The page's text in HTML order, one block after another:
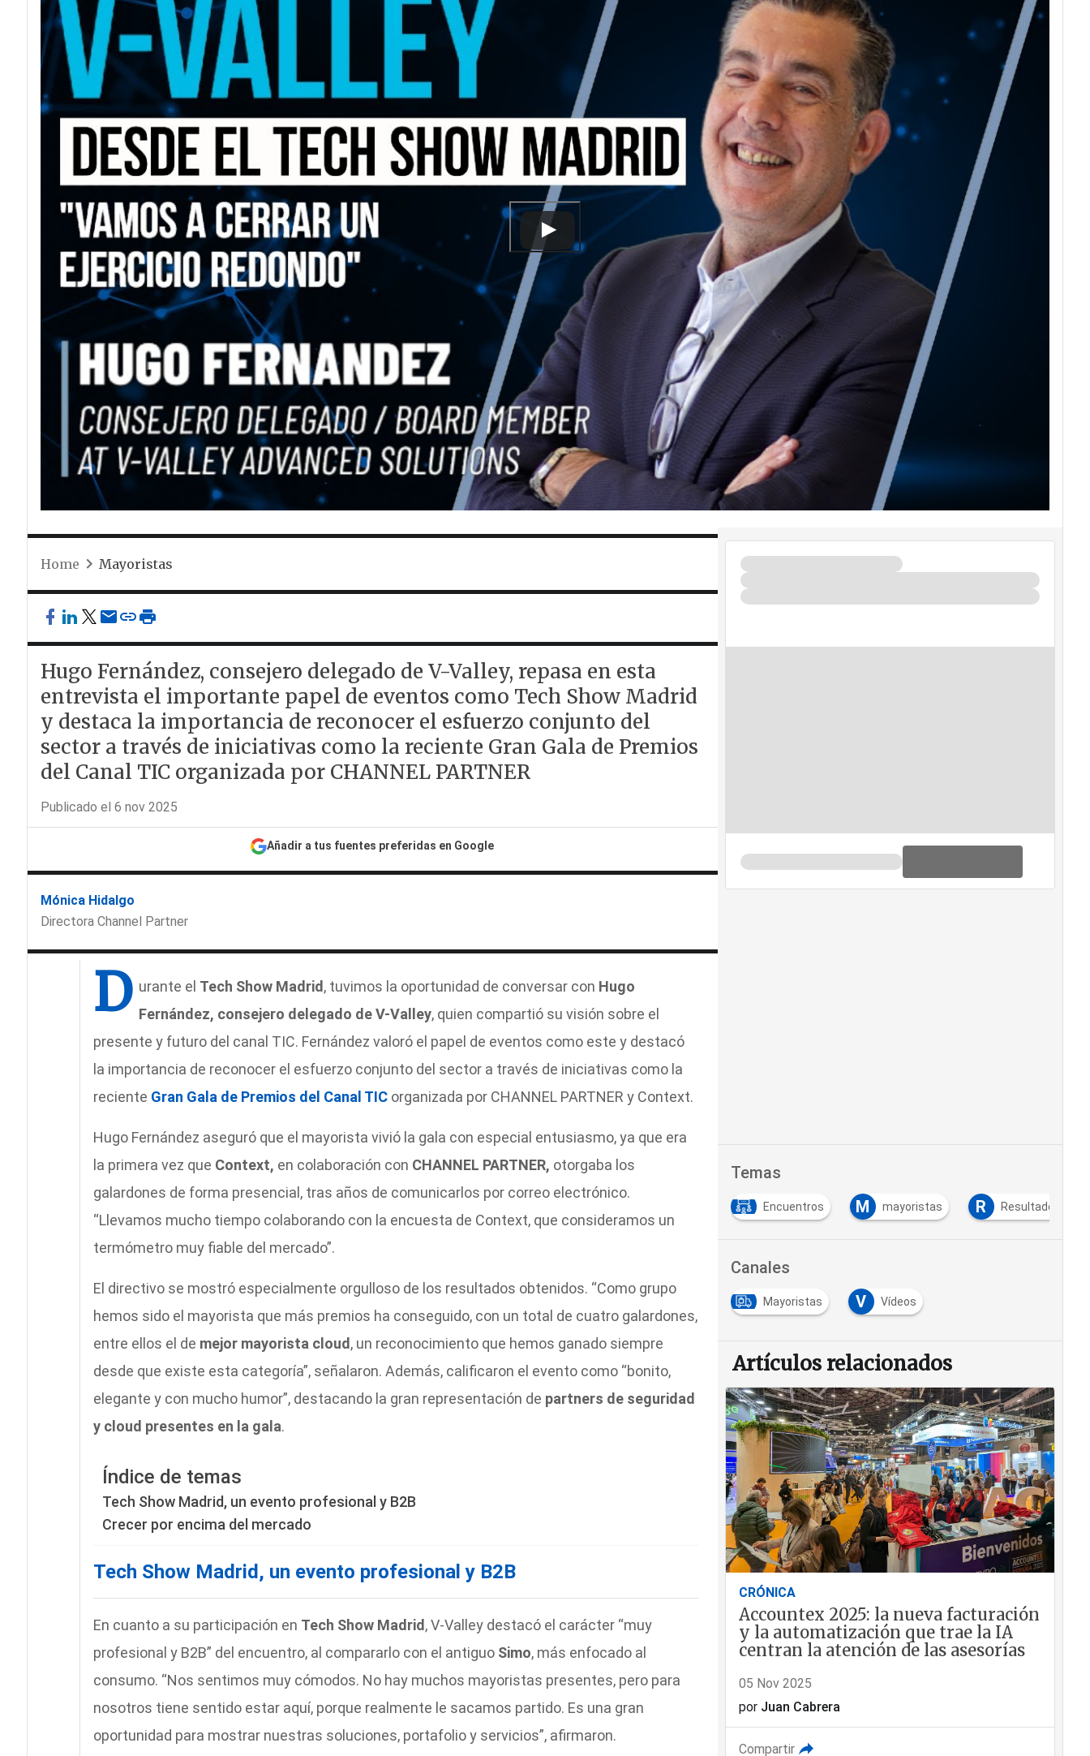
Home Mayoristas
Hugo Fernández, consejero delegado de V-Valley, repasa en esta
entrevista el importante papel de eventos como Tech Show Madrid
y destaca la importancia de reconocer el esfuerzo conjunto del
sector a través de iniciativas como la reciente Gran Gala de Premios
del Canal TIC organizada por CHANNEL PARTNER
Publicado el 6 nov 2025
Añadir a tus fuentes preferidas en Google
Mónica Hidalgo
Directora Channel Partner
D urante el Tech Show Madrid , tuvimos la oportunidad de conversar con Hugo
Fernández, consejero delegado de V-Valley, quien compartió su visión sobre el
presente y futuro del canal TIC. Fernández valoró el papel de eventos como este y destacó
la importancia de reconocer el esfuerzo conjunto del sector a través de iniciativas como la
reciente Gran Gala de Premios del Canal TICorganizada por CHANNEL PARTNER y Context.
Hugo Fernández aseguró que el mayorista vivió la gala con especial entusiasmo, ya que era
la primera vez que Context, en colaboración con CHANNEL PARTNER, otorgaba los
galardones de forma presencial, tras años de comunicarlos por correo electrónico.
“Llevamos mucho tiempo colaborando con la encuesta de Context, que consideramos un
termómetro muy fiable del mercado”.
El directivo se mostró especialmente orgulloso de los resultados obtenidos. “Como grupo
hemos sido el mayorista que más premios ha conseguido, con un total de cuatro galardones,
entre ellos el de mejor mayorista cloud , un reconocimiento que hemos ganado siempre
desde que existe esta categoría”, señalaron. Además, calificaron el evento como “bonito,
elegante y con mucho humor”, destacando la gran representación de partners de seguridad
y cloud presentes en la gala.
Índice de temas
Tech Show Madrid, un evento profesional y B2B
Crecer por encima del mercado
Tech Show Madrid, un evento profesional y B2B
En cuanto a su participación en Tech Show Madrid , V-Valley destacó el carácter “muy
profesional y B2B” del encuentro, al compararlo con el antiguo Simo, más enfocado al
consumo. “Nos sentimos muy cómodos. No hay muchos mayoristas presentes, pero para
nosotros tiene sentido estar aquí, porque realmente le sacamos partido. Es una gran
oportunidad para mostrar nuestras soluciones, portafolio y servicios”, afirmaron.
Temas
Encuentros M mayoristas R Resultados
Canales
Mayoristas V Vídeos
Artículos relacionados
CRÓNICA
Accountex 2025: la nueva facturación
y la automatización que trae la IA
centran la atención de las asesorías
05 Nov 2025
por Juan Cabrera
Compartir